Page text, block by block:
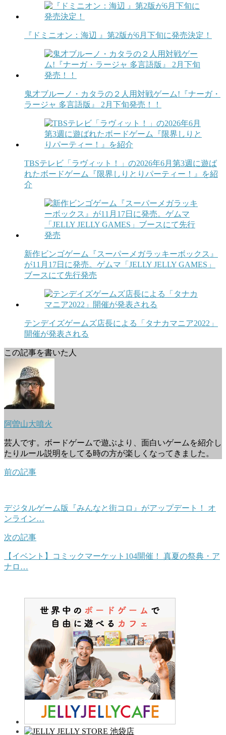
『ドミニオン：海辺 』第2版が6月下旬に発売決定！
鬼才ブルーノ・カタラの２人用対戦ゲーム!『ナーガ・
ラージャ 多言語版』 2月下旬発売！！
TBSテレビ「ラヴィット！」の2026年6月第3週に遊ば
れたボードゲーム『限界しりとりパーティー！』を紹
介
新作ビンゴゲーム『スーパーメガラッキーボックス』
が11月17日に発売。ゲムマ「JELLY JELLY GAMES」
ブースにて先行発売
テンデイズゲームズ店長による「タナカマニア2022」
開催が発表される
この記事を書いた人
阿曽山大噴火
芸人です。ボードゲームで遊ぶより、面白いゲームを紹介し
たりルール説明をしてる時の方が楽しくなってきました。
前の記事
デジタルゲーム版『みんなと街コロ』がアップデート！ オ
ンライン…
次の記事
【イベント】コミックマーケット104開催！ 真夏の祭典・ア
ナロ…